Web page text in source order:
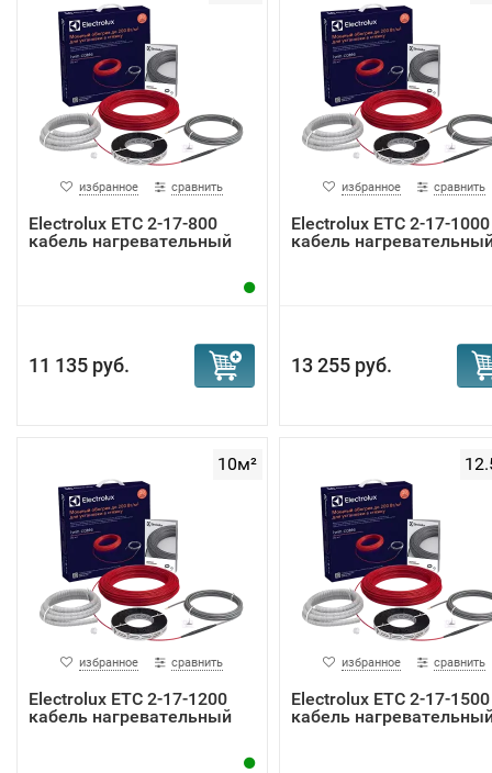
избранное сравнить
Electrolux ETC 2-17-800
кабель нагревательный
11 135 руб.
избранное сравнить
Electrolux ETC 2-17-1000
кабель
13 255 руб.
10м²
избранное сравнить
Electrolux ETC 2-17-1200
кабель нагревательный
избранное сравнить
Electrolux ETC 2-17-1500
кабель